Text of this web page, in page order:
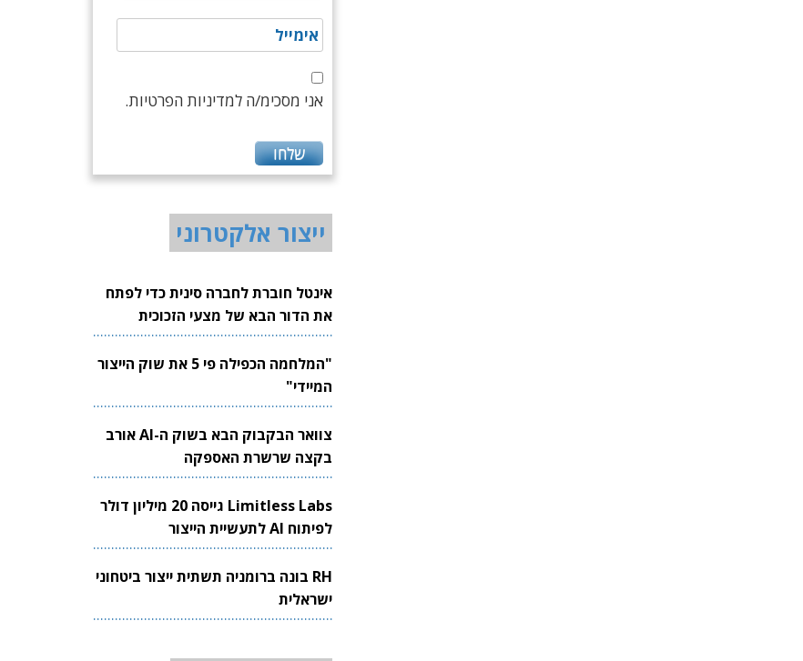
אני מסכימ/ה למדיניות הפרטיות.
ייצור אלקטרוני
אינטל חוברת לחברה סינית כדי לפתח
את הדור הבא של מצעי הזכוכית
לשבבים
"המלחמה הכפילה פי 5 את שוק הייצור
המיידי"
צוואר הבקבוק הבא בשוק ה-AI אורב
בקצה שרשרת האספקה
Limitless Labs גייסה 20 מיליון דולר
לפיתוח AI לתעשיית הייצור
RH בונה ברומניה תשתית ייצור ביטחוני
ישראלית